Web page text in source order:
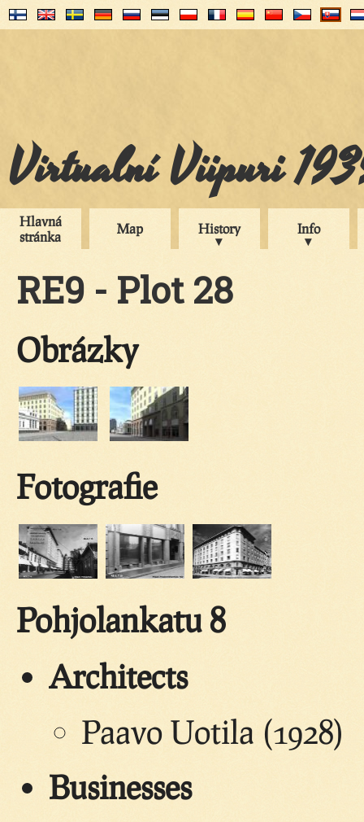
Virtualní Viipuri
Hlavná
stránka
Map History Info
RE9 - Plot 28
Obrázky
Fotografie
Pohjolankatu 8
Architects
Paavo Uotila (1928)
Businesses